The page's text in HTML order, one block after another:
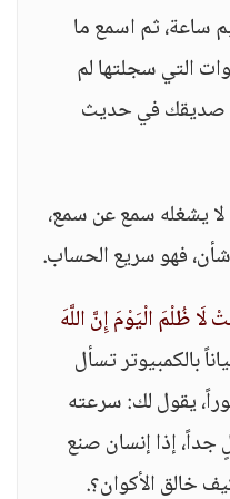
ساعة، ثم اسمع ما
التي سجلتها لم
صديقك في حديث
يشغله سمع عن سمع،
فهو سريع الحساب.
ظُلْمَ الْيَوْمَ إِنَّ اللَّهَ
بالكمبيوتر تسأل
يقول لك: سرعته
جداً، إذا إنسان صنع
خالق الأكوان؟.